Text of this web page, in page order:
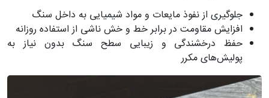
جلوگیری از نفوذ مایعات و مواد شیمیایی به داخل سنگ
افزایش مقاومت در برابر خط و خش ناشی از استفاده روزانه
حفظ درخشندگی و زیبایی سطح سنگ بدون نیاز به
پولیش‌های مکرر